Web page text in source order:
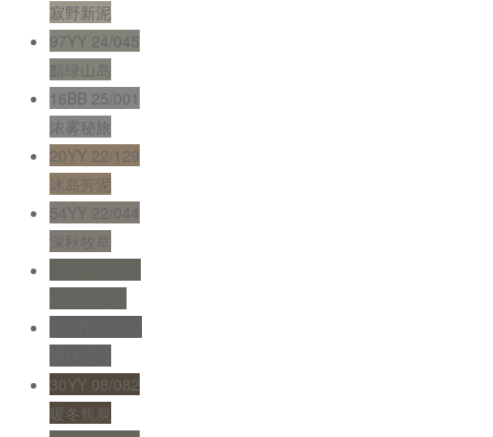
寂野新泥
97YY 24/045
黯绿山岛
16BB 25/001
浓雾秘旅
20YY 22/129
冰岛芳泥
54YY 22/044
深秋牧草
30YY 08/082
暖冬焦炭